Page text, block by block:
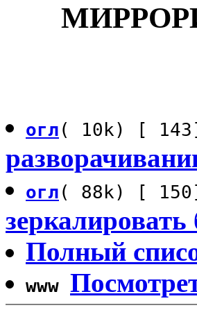
огл( 10k) [
огл( 88k) [
зеркалировать
Полный
www